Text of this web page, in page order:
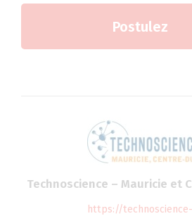
Postulez
Technoscience – Mauricie et
https://